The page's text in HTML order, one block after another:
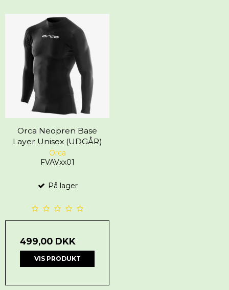
Orca Neopren Base
Layer Unisex (UDGÅR)
Orca
FVAVxx01
På lager
499,00 DKK
VIS PRODUKT